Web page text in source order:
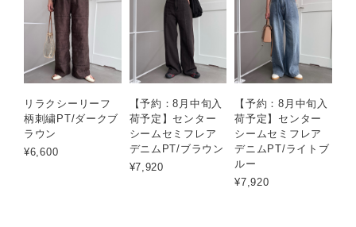
リラクシーリーフ
柄刺繍PT/ダークブ
ラウン
¥6,600
【予約：8月中旬入
荷予定】センター
シームセミフレア
デニムPT/ブラウン
¥7,920
【予約：8月中旬入
荷予定】センター
シームセミフレア
デニムPT/ライトブ
ルー
¥7,920